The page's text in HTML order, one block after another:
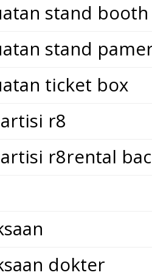
stand booth
stand
ticket box
r8
r8rental
dokter